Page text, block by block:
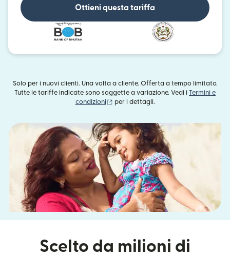
Ottieni questa tariffa
Solo per i nuovi clienti. Una volta a cliente. Offerta a tempo limitato.
Tutte le tariffe indicate sono soggette a variazione. Vedi i Termini e
condizioni
(si apre in una nuova finestra)
per i dettagli.
Scelto da milioni di